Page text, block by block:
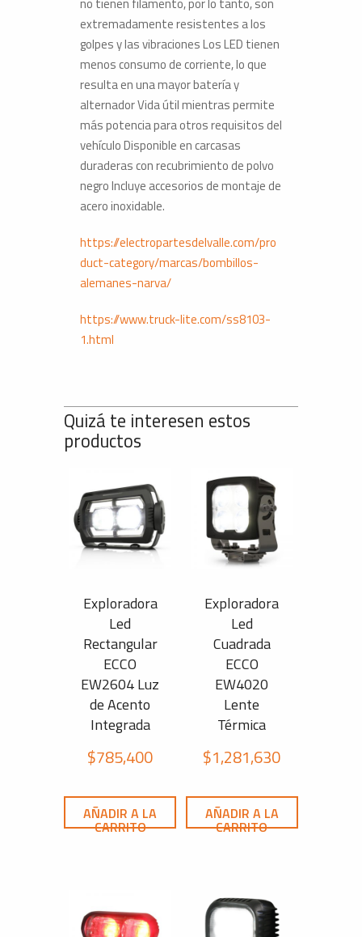
extremadamente resistentes a los
golpes y las vibraciones Los LED tienen
menos consumo de corriente, lo que
resulta en una mayor batería y
alternador Vida útil mientras permite
más potencia para otros requisitos del
vehículo Disponible en carcasas
duraderas con recubrimiento de polvo
negro Incluye accesorios de montaje de
acero inoxidable.
https://electropartesdelvalle.com/pro
duct-category/marcas/bombillos-
alemanes-narva/
https://www.truck-lite.com/ss8103-
1.html
Quizá te interesen estos
productos
Exploradora
Led
Rectangular
ECCO
EW2604 Luz
de Acento
Integrada
$785,400
AÑADIR A LA
CARRITO
Exploradora
Led
Cuadrada
ECCO
EW4020
Lente
Térmica
$1,281,630
AÑADIR A LA
CARRITO